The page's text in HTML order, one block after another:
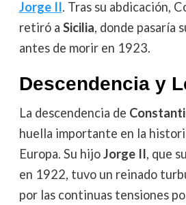
Jorge II. Tras su abdicación,
retiró a Sicilia, donde pasaría
antes de morir en 1923.
Descendencia y
La descendencia de
huella importante en la
Europa. Su hijoJorge II, que
en 1922, tuvo un reinado
por las continuas tensiones